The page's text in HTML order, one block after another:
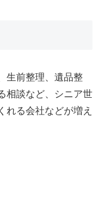
生前整理、遺品整
相談など、シニア世
れる会社などが増え